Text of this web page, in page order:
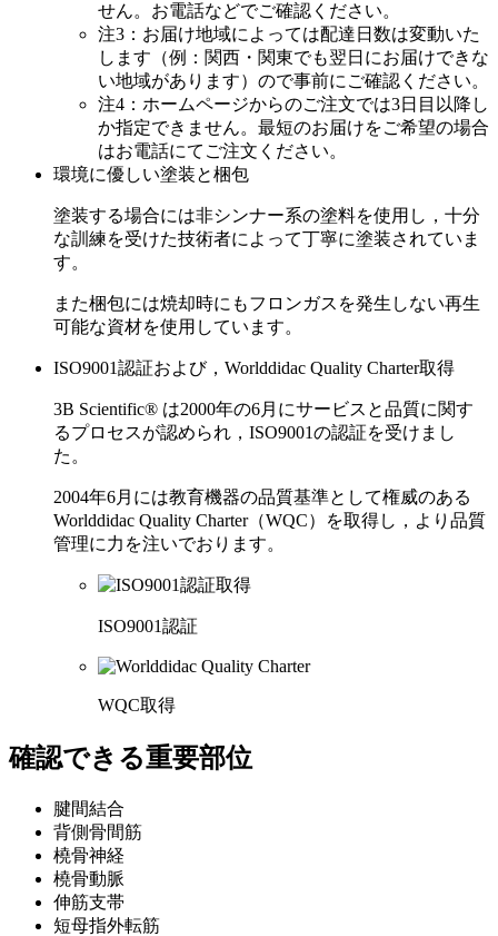
せん。お電話などでご確認ください。
注3：お届け地域によっては配達日数は変動いた
します（例：関西・関東でも翌日にお届けできな
い地域があります）ので事前にご確認ください。
注4：ホームページからのご注文では3日目以降し
か指定できません。最短のお届けをご希望の場合
はお電話にてご注文ください。
環境に優しい塗装と梱包
塗装する場合には非シンナー系の塗料を使用し，十分
な訓練を受けた技術者によって丁寧に塗装されていま
す。
また梱包には焼却時にもフロンガスを発生しない再生
可能な資材を使用しています。
ISO9001認証および，Worlddidac Quality Charter取得
3B Scientific® は2000年の6月にサービスと品質に関す
るプロセスが認められ，ISO9001の認証を受けまし
た。
2004年6月には教育機器の品質基準として権威のある
Worlddidac Quality Charter（WQC）を取得し，より品質
管理に力を注いでおります。
ISO9001認証
WQC取得
確認できる重要部位
腱間結合
背側骨間筋
橈骨神経
橈骨動脈
伸筋支帯
短母指外転筋